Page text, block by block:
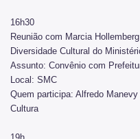
Theatro Municipal
Urbanismo social
Patrimônio Histórico
Conpresp
16h30
Reunião com Marcia
Diversidade Cultural do
Assunto: Convênio com
Local: SMC
Quem participa: Alfredo
Cultura